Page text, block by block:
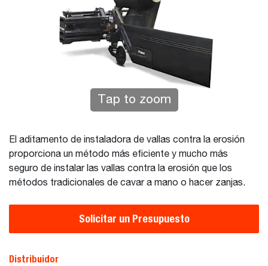
Tap to zoom
El aditamento de instaladora de vallas contra la erosión
proporciona un método más eficiente y mucho más
seguro de instalar las vallas contra la erosión que los
métodos tradicionales de cavar a mano o hacer zanjas.
Solicitar un Presupuesto
Distribuidor